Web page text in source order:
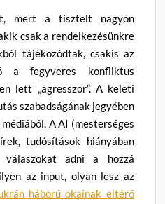
mert a tisztelt nagyon
csak a rendelkezésünkre
tájékozódtak, csakis az
a fegyveres konfliktus
lett „agresszor”. A keleti
szabadságának jegyében
A AI (mesterséges
tudósítások hiányában
válaszokat adni a hozzá
az input, olyan lesz az
háború okainak eltérő